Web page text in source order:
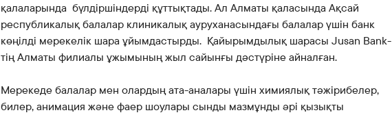
қалаларында бүлдіршіндерді құттықтады. Ал Алматы қаласында Ақсай
республикалық балалар клиникалық ауруханасындағы балалар үшін банк
көңілді мерекелік шара ұйымдастырды. Қайырымдылық шарасы Jusan Bank-
тің Алматы филиалы ұжымының жыл сайынғы дәстүріне айналған.
Мерекеде балалар мен олардың ата-аналары үшін химиялық тәжірибелер,
билер, анимация және фаер шоулары сынды мазмұнды әрі қызықты